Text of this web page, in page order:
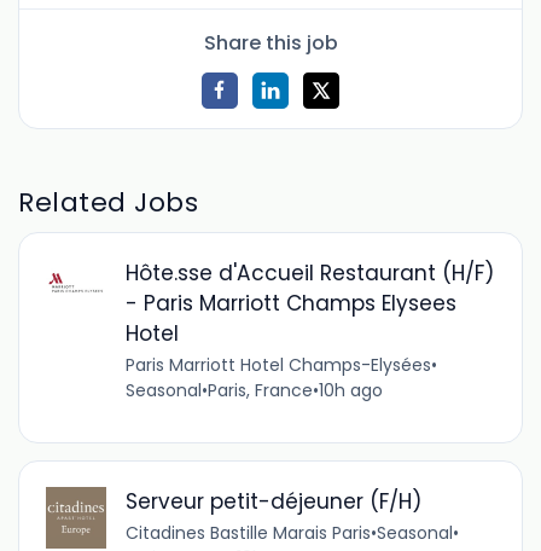
Share this job
Related Jobs
Hôte.sse d'Accueil Restaurant (H/F)
- Paris Marriott Champs Elysees
Hotel
Paris Marriott Hotel Champs-Elysées•
Seasonal•Paris, France•10h ago
Serveur petit-déjeuner (F/H)
Citadines Bastille Marais Paris•Seasonal•